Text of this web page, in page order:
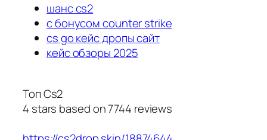
шанс cs2
с бонусом counter strike
cs go кейс дропы сайт
кейс обзоры 2025
Топ Cs2
4 stars based on7744 reviews